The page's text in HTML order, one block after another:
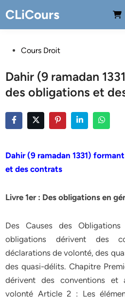
to
content
CLiCours
PostedCours Droit
Dahir (9 ramadan
des obligations et
Dahir (9 ramadan 1331)
et des contrats
Livre 1er : Des obligations en
Des Causes des
obligations dérivent des
déclarations de volonté, des
des quasi-délits. Chapitre
dérivent des conventions et
volonté Article 2 : Les